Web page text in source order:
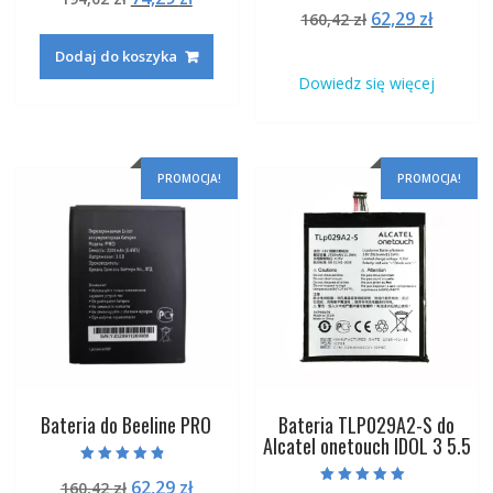
na 5
wynosiła:
194,02 zł.74,29 zł.
Dodaj do koszyka
5.00
na 5
160,42zł Pierwotna
160,42 zł.
62,29 zł
62,29
Dowiedz się więcej
PROMOCJA!
Bateria do Beeline PRO
4.50
160,42zł Pierwotna
62,29 złAktualna
PROMOCJA!
Bateria TLP029A2-S do
Alcatel onetouch IDOL 3 5.5